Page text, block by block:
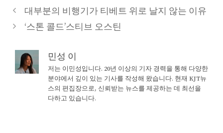
대부분의 비행기가 티베트 위로 날지 않는 이유
‘스톤 콜드’스티브 오스틴
민성 이
저는 이민성입니다. 20년 이상의 기자 경력을 통해 다양한
분야에서 깊이 있는 기사를 작성해 왔습니다. 현재 KJT뉴
스의 편집장으로, 신뢰받는 뉴스를 제공하는 데 최선을
다하고 있습니다.